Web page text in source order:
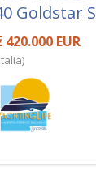
Goldstar S
420.000 EUR